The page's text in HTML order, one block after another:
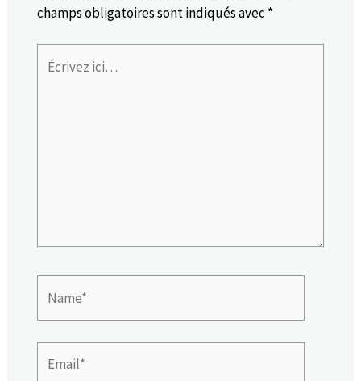
champs obligatoires sont indiqués avec *
Écrivez
ici…